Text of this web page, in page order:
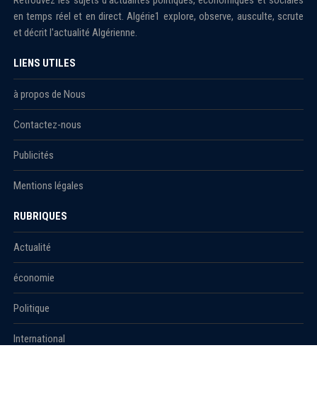
en temps réel et en direct. Algérie1 explore, observe, ausculte, scrute
et décrit l'actualité Algérienne.
LIENS UTILES
à propos de Nous
Contactez-nous
Publicités
Mentions légales
RUBRIQUES
Actualité
économie
Politique
International